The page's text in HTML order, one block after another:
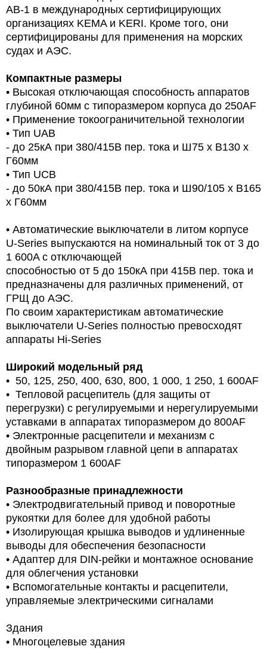
AB-1 в международных сертифицирующих
организациях KEMA и KERI. Кроме того, они
сертифицированы для применения на морских
судах и АЭС.
Компактные размеры
• Высокая отключающая способность аппаратов
глубиной 60мм с типоразмером корпуса до 250AF
• Применение токоограничительной технологии
• Тип UAB
- до 25кА при 380/415В пер. тока и Ш75 х В130 х
Г60мм
• Тип UCB
- до 50кА при 380/415В пер. тока и Ш90/105 х В165
х Г60мм
• Автоматические выключатели в литом корпусе
U-Series выпускаются на номинальный ток от 3 до
1 600A с отключающей
способностью от 5 до 150кА при 415В пер. тока и
предназначены для различных применений, от
ГРЩ до АЭС.
По своим характеристикам автоматические
выключатели U-Series полностью превосходят
аппараты Hi-Series
Широкий модельный ряд
• 50, 125, 250, 400, 630, 800, 1 000, 1 250, 1 600AF
• Тепловой расцепитель (для защиты от
перегрузки) с регулируемыми и нерегулируемыми
уставками в аппаратах типоразмером до 800AF
• Электронные расцепители и механизм с
двойным разрывом главной цепи в аппаратах
типоразмером 1 600AF
Разнообразные принадлежности
• Электродвигательный привод и поворотные
рукоятки для более для удобной работы
• Изолирующая крышка выводов и удлиненные
выводы для обеспечения безопасности
• Адаптер для DIN-рейки и монтажное основание
для облегчения установки
• Вспомогательные контакты и расцепители,
управляемые электрическими сигналами
Здания
• Многоцелевые здания